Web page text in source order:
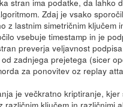
stran ima podatke, da lahko
Zdaj je vsako
z lastnim simetričnim ključem
vsebuje timestamp in je
preverja veljavnost
zadnjega prejetega (sicer
za ponovitev oz replay
je večkratno kriptiranje, kjer
različnim ključem in različnimi